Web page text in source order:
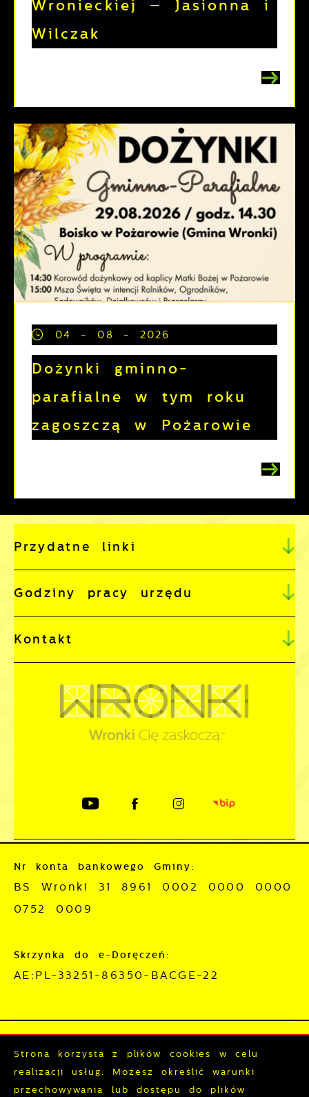
Wronieckiej – Jasionna i
Wilczak
04 - 08 - 2026
Dożynki gminno-
parafialne w tym roku
zagoszczą w Pożarowie
Przydatne linki
Godziny pracy urzędu
Kontakt
Nr konta bankowego Gminy:
BS Wronki 31 8961 0002 0000 0000
0752 0009
Skrzynka do e-Doręczeń:
AE:PL-33251-86350-BACGE-22
Deklaracja dostępności
Strona korzysta z plików cookies w celu
realizacji usług. Możesz określić warunki
przechowywania lub dostępu do plików